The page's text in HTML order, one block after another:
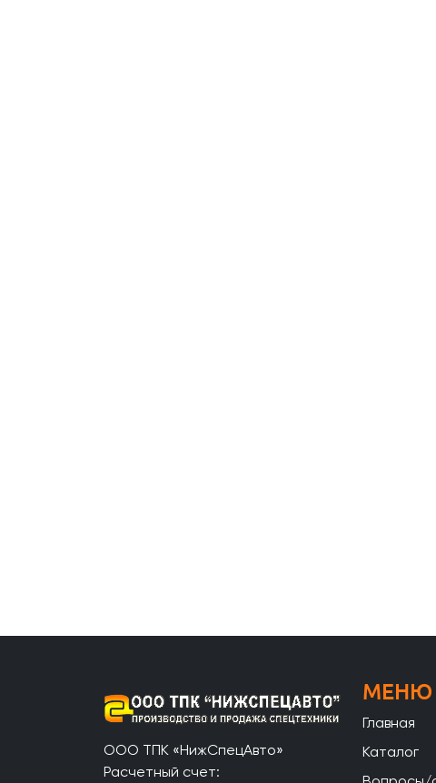
ООО ТПК «НижСпецАвто»
Расчетный счет:
МЕНЮ
Главная
Каталог